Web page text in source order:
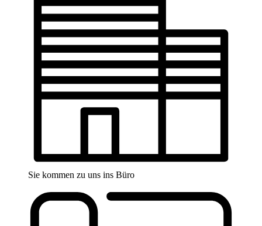
Sie kommen zu uns ins Büro